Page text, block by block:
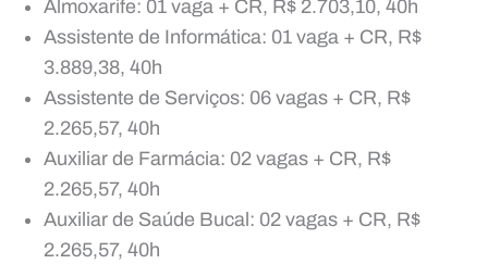
Almoxarife: 01 vaga + CR, R$ 2.703,10, 40h
Assistente de Informática: 01 vaga + CR, R$
3.889,38, 40h
Assistente de Serviços: 06 vagas + CR, R$
2.265,57, 40h
Auxiliar de Farmácia: 02 vagas + CR, R$
2.265,57, 40h
Auxiliar de Saúde Bucal: 02 vagas + CR, R$
2.265,57, 40h